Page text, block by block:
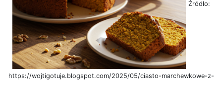
Źródło:
https://wojtigotuje.blogspot.com/2025/05/ciasto-marchewkowe-z-